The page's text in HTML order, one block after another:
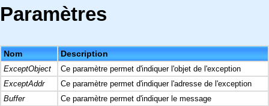
Paramètres
Nom Description
ExceptObject
Ce paramètre permet d'indiquer l'objet de l'exception
ExceptAddr
Ce paramètre permet d'indiquer l'adresse de l'exception
Buffer
Ce paramètre permet d'indiquer le message